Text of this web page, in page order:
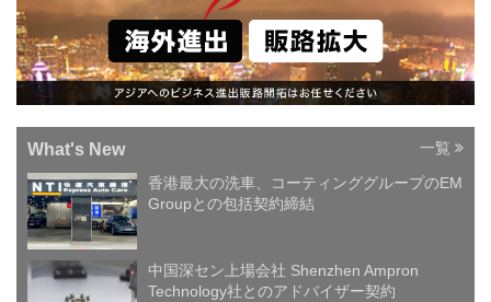
What's New
香港最大の洗車、コーティンググループのEM
Groupとの包括契約締結
中国深セン上場会社 Shenzhen Ampron
Technology社とのアドバイザー契約
一覧